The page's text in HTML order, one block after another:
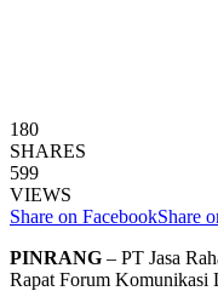
180
SHARES
599
VIEWS
Share on FacebookShare
PINRANG – PT Jasa
Rapat Forum